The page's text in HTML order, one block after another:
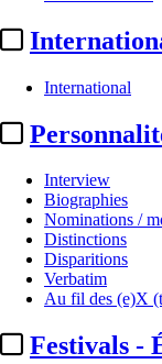
International
Interview
Biographies
Nominations /
Distinctions
Disparitions
Verbatim
Au fil des (e)X
Festivals -
International
Espagne
Translate